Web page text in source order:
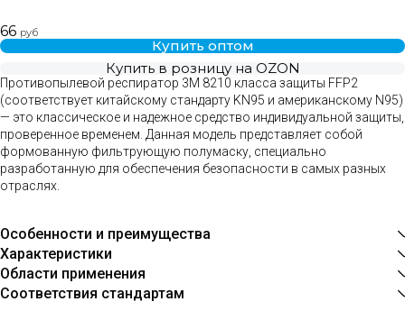
66 руб
Купить оптом
Купить в розницу на OZON
Противопылевой респиратор 3M 8210 класса защиты FFP2
(соответствует китайскому стандарту KN95 и американскому N95)
— это классическое и надежное средство индивидуальной защиты,
проверенное временем. Данная модель представляет собой
формованную фильтрующую полумаску, специально
разработанную для обеспечения безопасности в самых разных
отраслях.
Особенности и преимущества
Характеристики
Области применения
Соответствия стандартам